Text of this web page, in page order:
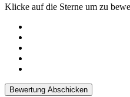
Klicke auf die Sterne um zu
Bewertung Abschicken